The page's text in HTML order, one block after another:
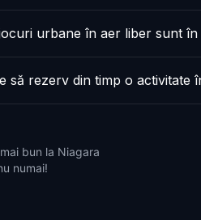
urbane în aer liber sunt în
să rezerv din timp o activitate
bun la Niagara
numai!